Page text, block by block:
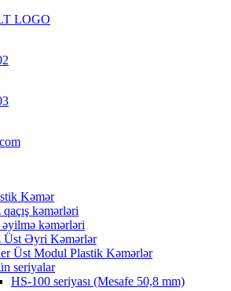
Kəmər
kəmərləri
əyilmə kəmərləri
Üst Əyri Kəmərlər
Üst Modul Plastik Kəmərlər
seriyalar
HS-100 seriyası (Mesafe 50,8 mm)